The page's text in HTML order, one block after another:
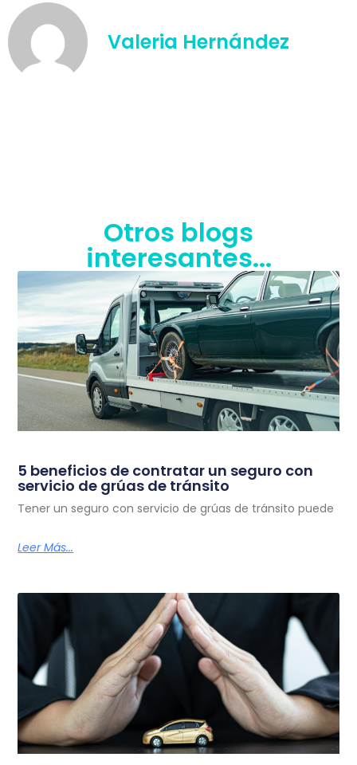
Valeria Hernández
Otros blogs
interesantes...
5 beneficios de contratar un seguro con
servicio de grúas de tránsito
Tener un seguro con servicio de grúas de tránsito puede
Leer Más...